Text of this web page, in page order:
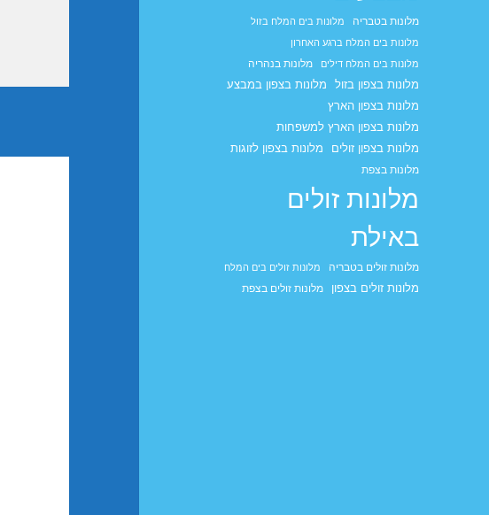
מלונות בטבריה
מלונות בים המלח בזול
מלונות בים המלח ברגע האחרון
מלונות בים המלח דילים
מלונות בנהריה
מלונות בצפון בזול
מלונות בצפון במבצע
מלונות בצפון הארץ
מלונות בצפון הארץ למשפחות
מלונות בצפון זולים
מלונות בצפון לזוגות
מלונות בצפת
מלונות זולים
באילת
מלונות זולים בטבריה מלונות זולים בים המלח
מלונות זולים בצפון מלונות זולים בצפת